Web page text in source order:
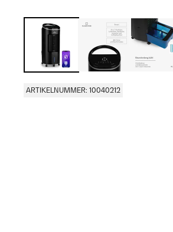
ARTIKELNUMMER: 10040212